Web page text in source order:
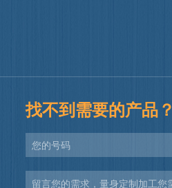
找不到需要的产品？